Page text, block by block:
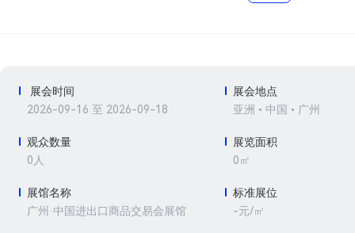
展会时间
2026-09-16 至 2026-09-18
展会地点
亚洲 • 中国 • 广州
观众数量
0人
展览面积
0㎡
展馆名称
广州·中国进出口商品交易会展馆
标准展位
-元/㎡